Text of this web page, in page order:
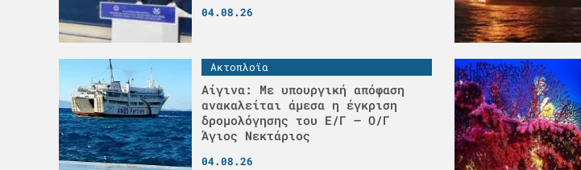
04.08.26
Ακτοπλοϊα
Αίγινα: Με υπουργική απόφαση
ανακαλείται άμεσα η έγκριση
δρομολόγησης του Ε/Γ – Ο/Γ
Άγιος Νεκτάριος
04.08.26